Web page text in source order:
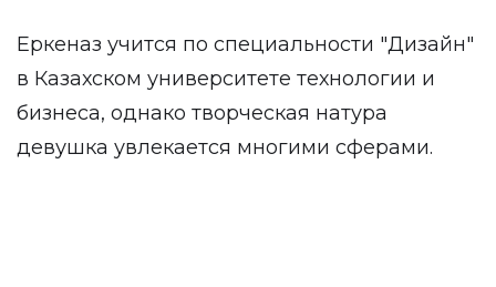
Еркеназ учится по специальности "Дизайн"
в Казахском университете технологии и
бизнеса, однако творческая натура
девушка увлекается многими сферами.